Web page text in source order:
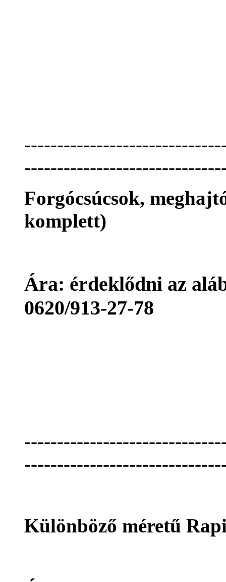
Forgócsúcsok,
komplett)
Ára: érdeklődni az
0620/913-27-78
Különböző méretű